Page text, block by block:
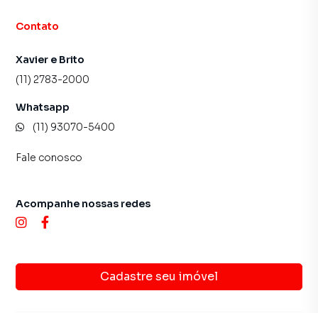
Contato
Xavier e Brito
(11) 2783-2000
Whatsapp
(11) 93070-5400
Fale conosco
Cadastre seu imóvel
Acompanhe nossas redes